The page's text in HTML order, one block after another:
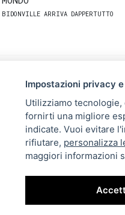
BIDONVILLE ARRIVA DAPPERTUTTO
224/a, Bari, Italy,
990 5699
Impostazioni privacy
Utilizziamo
fornirti una migliore
indicate. Vuoi evitare
rifiutare, personalizza
maggiori informazioni